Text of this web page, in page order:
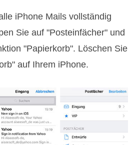
iPhone Mails vollständig
Sie auf "Posteinfächer" und
"Papierkorb". Löschen Sie
auf Ihrem iPhone.